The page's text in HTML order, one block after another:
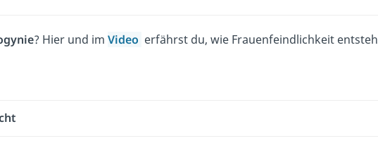
? Hier und im Video erfährst du, wie Frauenfeindlichkeit